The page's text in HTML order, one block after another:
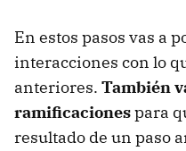
En estos pasos vas a
interacciones con lo
anteriores. También
ramificacionespara
resultado de un paso